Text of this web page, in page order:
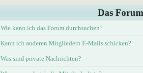
Das
Wie kann ich das Forum durchsuchen?
Kann ich anderen Mitgliedern E-Mails schicken?
Was sind private Nachrichten?